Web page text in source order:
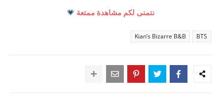
نتمنى لكم مشاهدة ممتعة 💗
BTS
Kian’s Bizarre B&B